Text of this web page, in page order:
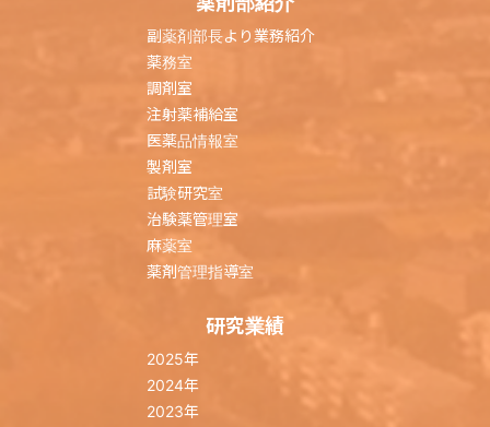
副薬剤部長より業務紹介
薬務室
調剤室
注射薬補給室
医薬品情報室
製剤室
試験研究室
治験薬管理室
麻薬室
薬剤管理指導室
研究業績
2025年
2024年
2023年